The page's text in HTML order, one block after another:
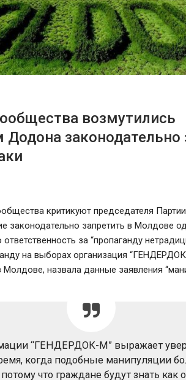
возмутились
законодательно
критикуют председателя
законодательно запретить в Молдове
за “пропаганду
на выборах организация
назвала данные заявления
“ГЕНДЕРДОК-М” выражает
когда подобные манипуляции
что граждане будут знать как